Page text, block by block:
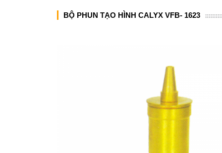
BỘ PHUN TẠO HÌNH CALYX VFB- 1623